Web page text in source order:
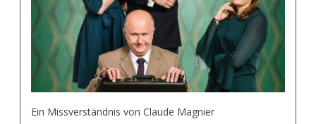
Ein Missverständnis von Claude Magnier